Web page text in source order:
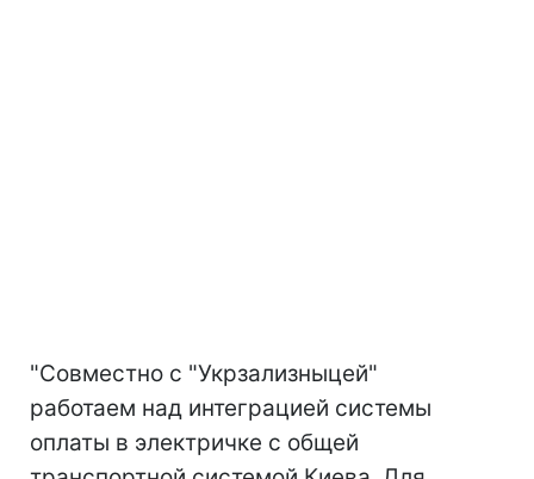
"Совместно с "Укрзализныцей"
работаем над интеграцией системы
оплаты в электричке с общей